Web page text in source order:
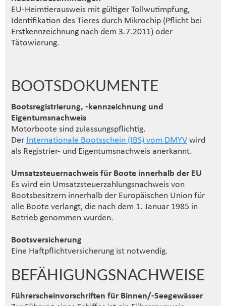
EU-Heimtierausweis mit gültiger Tollwutimpfung,
Identifikation des Tieres durch Mikrochip (Pflicht bei
Erstkennzeichnung nach dem 3.7.2011) oder
Tätowierung.
BOOTSDOKUMENTE
Bootsregistrierung, -kennzeichnung und
Eigentumsnachweis
Motorboote sind zulassungspflichtig.
Der Internationale Bootsschein (IBS) vom DMYV wird
als Registrier- und Eigentumsnachweis anerkannt.
Umsatzsteuernachweis für Boote innerhalb der EU
Es wird ein Umsatzsteuerzahlungsnachweis von
Bootsbesitzern innerhalb der Europäischen Union für
alle Boote verlangt, die nach dem 1. Januar 1985 in
Betrieb genommen wurden.
Bootsversicherung
Eine Haftpflichtversicherung ist notwendig.
BEFÄHIGUNGSNACHWEISE
Führerscheinvorschriften für Binnen/-Seegewässer